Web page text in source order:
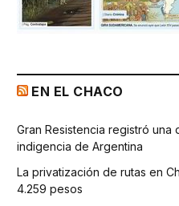
EN EL CHACO
Gran Resistencia registró una
indigencia de Argentina
La privatización de rutas en
4.259 pesos